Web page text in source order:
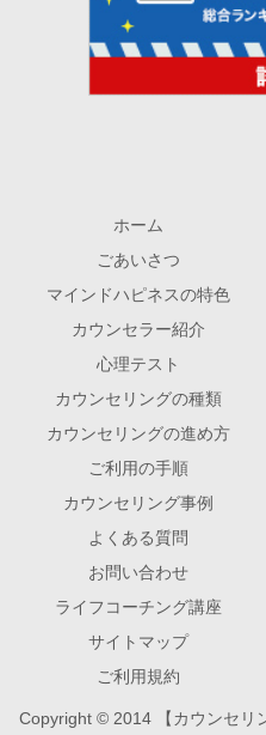
ホーム
ごあいさつ
マインドハピネスの特色
カウンセラー紹介
心理テスト
カウンセリングの種類
カウンセリングの進め方
ご利用の手順
カウンセリング事例
よくある質問
お問い合わせ
ライフコーチング講座
サイトマップ
ご利用規約
Copyright © 2014 【カウンセリ